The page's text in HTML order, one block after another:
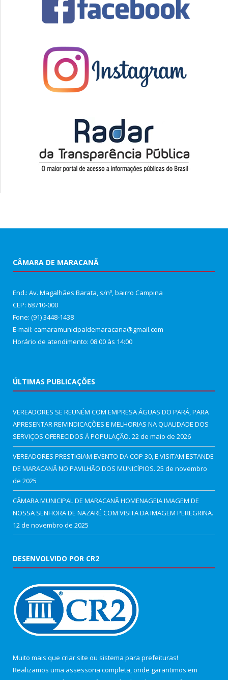
CÂMARA DE MARACANÃ
End.: Av. Magalhães Barata, s/nº, bairro Campina
CEP: 68710-000
Fone: (91) 3448-1438
E-mail: camaramunicipaldemaracana@gmail.com
Horário de atendimento: 08:00 às 14:00
ÚLTIMAS PUBLICAÇÕES
VEREADORES SE REUNÉM COM EMPRESA ÁGUAS DO PARÁ, PARA
APRESENTAR REIVINDICAÇÕES E MELHORIAS NA QUALIDADE DOS
SERVIÇOS OFERECIDOS Á POPULAÇÃO. 22 de maio de 2026
VEREADORES PRESTIGIAM EVENTO DA COP 30, E VISITAM ESTANDE
DE MARACANÃ NO PAVILHÃO DOS MUNICÍPIOS. 25 de novembro
de 2025
CÂMARA MUNICIPAL DE MARACANÃ HOMENAGEIA IMAGEM DE
NOSSA SENHORA DE NAZARÉ COM VISITA DA IMAGEM PEREGRINA.
12 de novembro de 2025
DESENVOLVIDO POR CR2
Muito mais que criar site ou sistema para prefeituras!
Realizamos uma assessoria completa, onde garantimos em